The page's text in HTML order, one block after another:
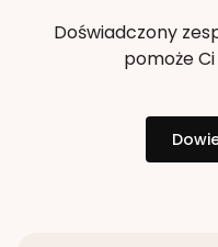
Doświadczony
pomoże